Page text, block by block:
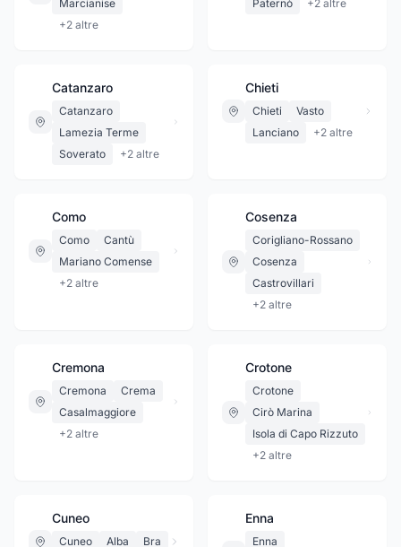
Marcianise
+2 altre
Paternò
+2 altre
Catanzaro
Catanzaro
Lamezia Terme
Soverato
+2 altre
Chieti
Chieti
Vasto
Lanciano
+2 altre
Como
Como
Cantù
Mariano Comense
+2 altre
Cosenza
Corigliano-Rossano
Cosenza
Castrovillari
+2 altre
Cremona
Cremona
Crema
Casalmaggiore
+2 altre
Crotone
Crotone
Cirò Marina
Isola di Capo Rizzuto
+2 altre
Cuneo
Cuneo Alba
Bra
Enna
Enna